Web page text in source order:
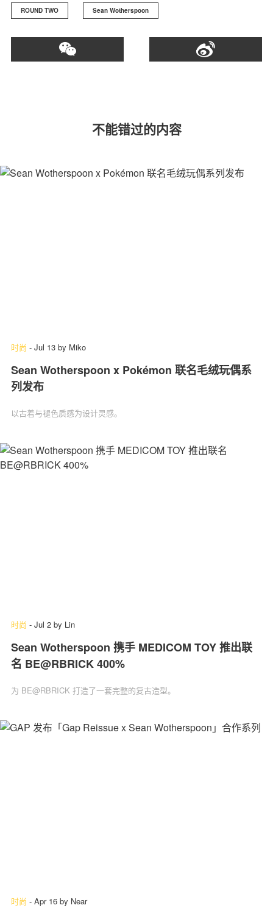
ROUND TWO Sean Wotherspoon
不能错过的内容
时尚 - Jul 13 by Miko
Sean Wotherspoon x Pokémon 联名毛绒玩偶系
列发布
以古着与褪色质感为设计灵感。
时尚 - Jul 2 by Lin
Sean Wotherspoon 携手 MEDICOM TOY 推出联
名 BE@RBRICK 400%
为 BE@RBRICK 打造了一套完整的复古造型。
时尚 - Apr 16 by Near